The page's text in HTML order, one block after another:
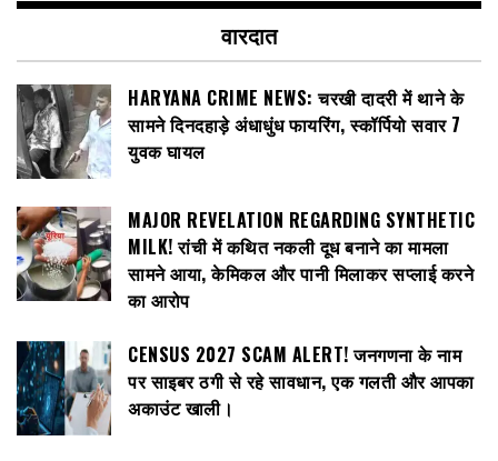
वारदात
HARYANA CRIME NEWS: चरखी दादरी में थाने के
सामने दिनदहाड़े अंधाधुंध फायरिंग, स्कॉर्पियो सवार 7
युवक घायल
MAJOR REVELATION REGARDING SYNTHETIC
MILK! रांची में कथित नकली दूध बनाने का मामला
सामने आया, केमिकल और पानी मिलाकर सप्लाई करने
का आरोप
CENSUS 2027 SCAM ALERT! जनगणना के नाम
पर साइबर ठगी से रहे सावधान, एक गलती और आपका
अकाउंट खाली।